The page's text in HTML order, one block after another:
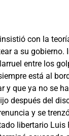
con la
a su gobierno.
entre los
está al
y que ya no se
después del
y se
libertario Luis